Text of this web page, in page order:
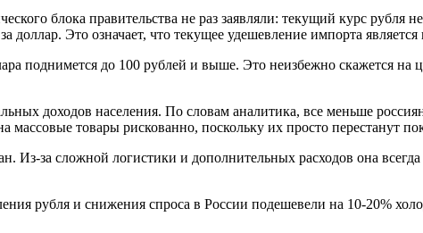
блока правительства не раз заявляли: текущий курс
доллар. Это означает, что текущее удешевление импорта
поднимется до 100 рублей и выше. Это неизбежно скажется на
доходов населения. По словам аналитика, все меньше
массовые товары рискованно, поскольку их просто перестанут
Из-за сложной логистики и дополнительных расходов она
рубля и снижения спроса в России подешевели на 10-20%